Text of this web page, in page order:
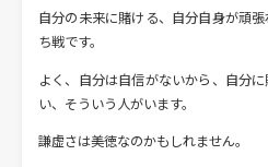
自分の未来に賭ける、自分自身が頑
ち戦です。
よく、自分は自信がないから、自分
い、そういう人がいます。
謙虚さは美徳なのかもしれません。